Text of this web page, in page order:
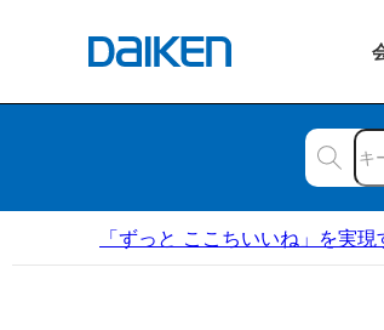
「ずっと ここちいいね」を実